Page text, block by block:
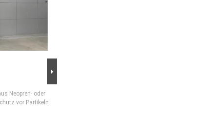
Neopren- oder
vor Partikeln